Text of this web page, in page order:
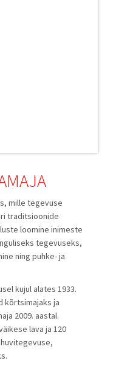
mille tegevuse
traditsioonide
loomine inimeste
tegevuseks,
ning puhke- ja
kujul alates 1933.
kõrtsimajaks ja
2009. aastal.
lava ja 120